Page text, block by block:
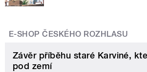
E-SHOP ČESKÉHO ROZHLASU
Závěr příběhu staré Karviné,
pod zemí